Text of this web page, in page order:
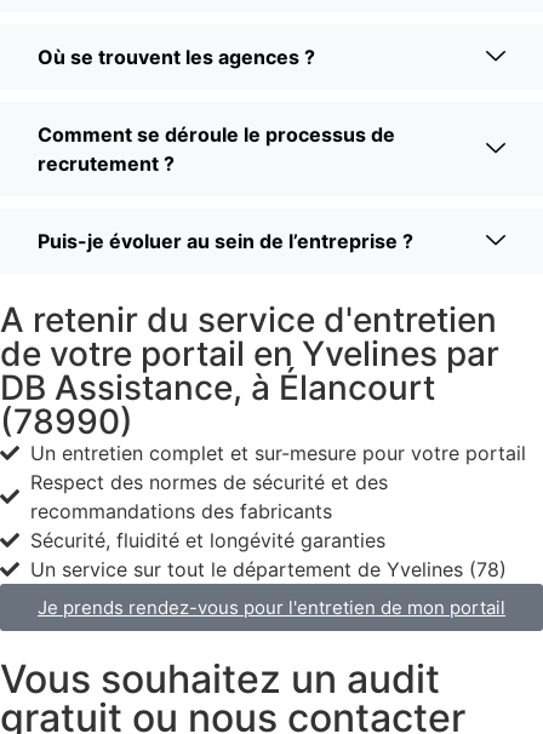
Où se trouvent les agences ?
Comment se déroule le processus de
recrutement ?
Puis-je évoluer au sein de l’entreprise ?
A retenir du service d'entretien
de votre portail en Yvelines par
DB Assistance, à Élancourt
(78990)
Un entretien complet et sur-mesure pour votre portail
Respect des normes de sécurité et des
recommandations des fabricants
Sécurité, fluidité et longévité garanties
Un service sur tout le département de Yvelines (78)
Je prends rendez-vous pour l'entretien de mon portail
Vous souhaitez un audit
gratuit ou nous contacter